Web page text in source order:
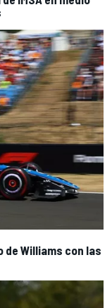
Williams con las